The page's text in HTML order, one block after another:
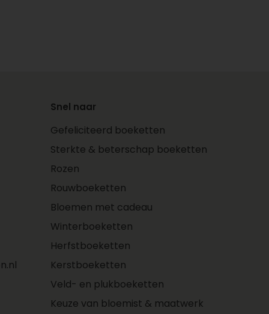
Snel naar
Gefeliciteerd boeketten
Sterkte & beterschap boeketten
Rozen
Rouwboeketten
Bloemen met cadeau
Winterboeketten
Herfstboeketten
Kerstboeketten
Veld- en plukboeketten
Keuze van bloemist & maatwerk